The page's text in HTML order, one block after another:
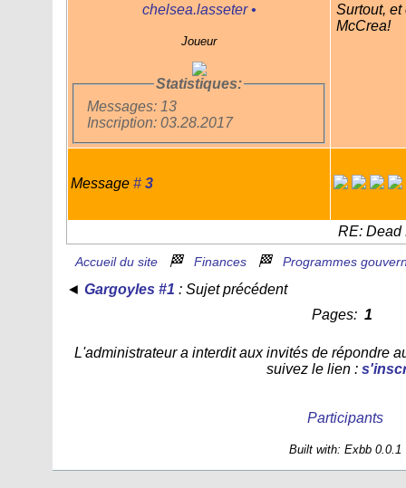
chelsea.lasseter •
Joueur
Statistiques:
Messages: 13
Inscription: 03.28.2017
Surtout, et
McCrea!
Message#3
RE: Dead
Accueil du site 🏁Finances 🏁Programmes
◄Gargoyles #1 : Sujet précédent
Pages: 1
L'administrateur a interdit aux invités de répondre
suivez le lien :
Participants
Built with: Exbb 0.0.1